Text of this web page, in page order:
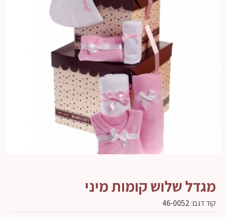
מגדל שלוש קומות מיני
קוד דגם: 46-0052